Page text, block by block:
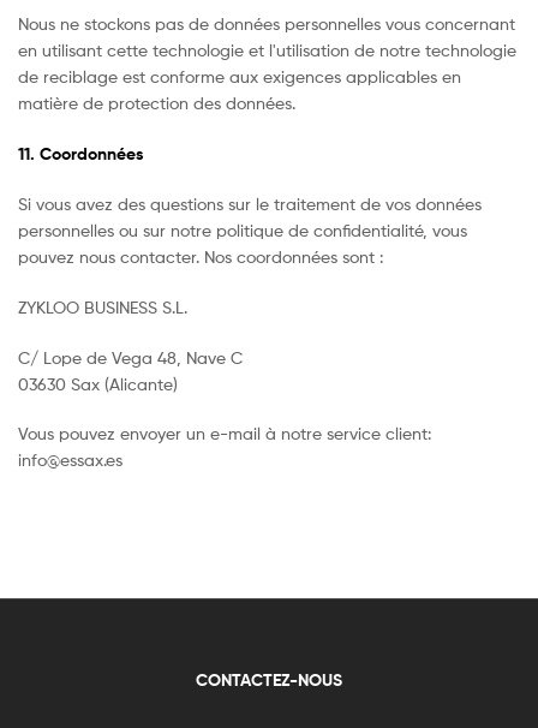
Nous ne stockons pas de données personnelles vous concernant
en utilisant cette technologie et l'utilisation de notre technologie
de reciblage est conforme aux exigences applicables en
matière de protection des données.
11. Coordonnées
Si vous avez des questions sur le traitement de vos données
personnelles ou sur notre politique de confidentialité, vous
pouvez nous contacter. Nos coordonnées sont :
ZYKLOO BUSINESS S.L.
C/ Lope de Vega 48, Nave C
03630 Sax (Alicante)
Vous pouvez envoyer un e-mail à notre service client:
info@essax.es
CONTACTEZ-NOUS